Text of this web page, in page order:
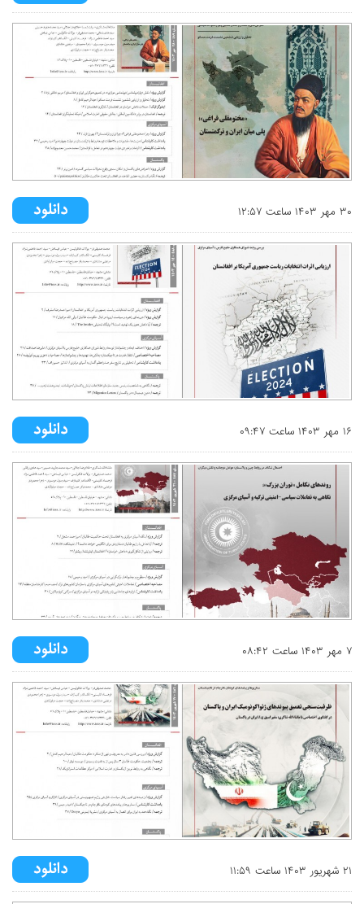
۳۰ مهر ۱۴۰۳ ساعت ۱۲:۵۷
۱۶ مهر ۱۴۰۳ ساعت ۰۹:۴۷
۷ مهر ۱۴۰۳ ساعت ۰۸:۴۲
۲۱ شهريور ۱۴۰۳ ساعت ۱۱:۵۹